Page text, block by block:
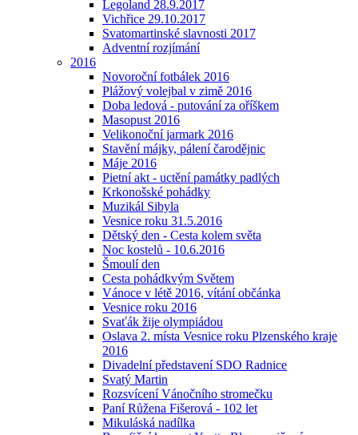
Legoland 28.9.2017
Vichřice 29.10.2017
Svatomartinské slavnosti 2017
Adventní rozjímání
2016
Novoroční fotbálek 2016
Plážový volejbal v zimě 2016
Doba ledová - putování za oříškem
Masopust 2016
Velikonoční jarmark 2016
Stavění májky, pálení čarodějnic
Máje 2016
Pietní akt - uctění památky padlých
Krkonošské pohádky
Muzikál Sibyla
Vesnice roku 31.5.2016
Dětský den - Cesta kolem světa
Noc kostelů - 10.6.2016
Šmoulí den
Cesta pohádkvým Světem
Vánoce v létě 2016, vítání občánka
Vesnice roku 2016
Svaťák žije olympiádou
Oslava 2. místa Vesnice roku Plzenského kraje
2016
Divadelní představení SDO Radnice
Svatý Martin
Rozsvícení Vánočního stromečku
Paní Růžena Fišerová - 102 let
Mikuláská nadílka